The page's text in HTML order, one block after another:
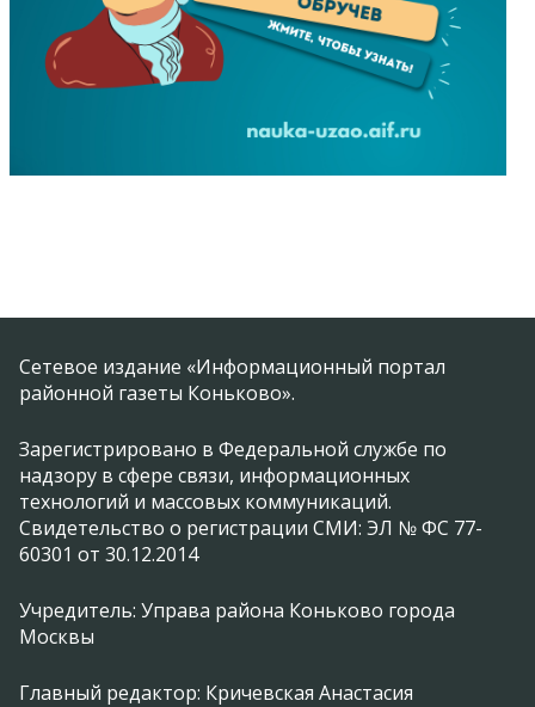
Сетевое издание «Информационный портал
районной газеты Коньково».
Зарегистрировано в Федеральной службе по
надзору в сфере связи, информационных
технологий и массовых коммуникаций.
Свидетельство о регистрации СМИ: ЭЛ № ФС 77-
60301 от 30.12.2014
Учредитель: Управа района Коньково города
Москвы
Главный редактор: Кричевская Анастасия